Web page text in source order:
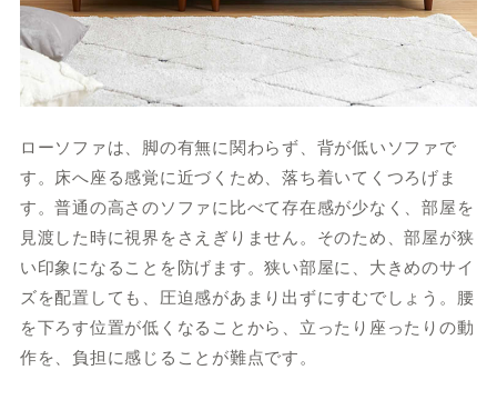
ローソファは、脚の有無に関わらず、背が低いソファで
す。床へ座る感覚に近づくため、落ち着いてくつろげま
す。普通の高さのソファに比べて存在感が少なく、部屋を
見渡した時に視界をさえぎりません。そのため、部屋が狭
い印象になることを防げます。狭い部屋に、大きめのサイ
ズを配置しても、圧迫感があまり出ずにすむでしょう。腰
を下ろす位置が低くなることから、立ったり座ったりの動
作を、負担に感じることが難点です。